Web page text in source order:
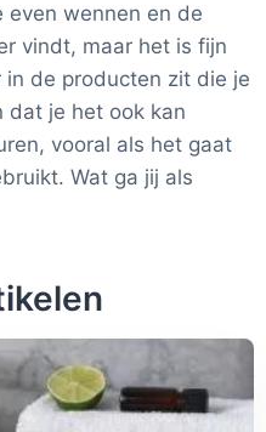
wennen en de
vindt, maar het is fijn
de producten zit die je
dat je het ook kan
vooral als het gaat
Wat ga jij als